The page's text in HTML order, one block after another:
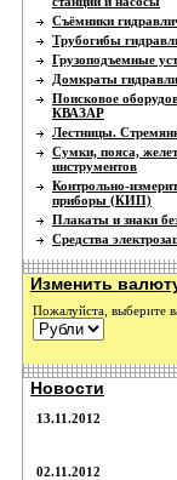
Съёмники
Трубогибы
Грузоподъемные
Домкраты
Поисковое
КВАЗАР
Лестницы.
Сумки, пояса,
инструментов
Контрольно-
приборы (КИП)
Плакаты и знаки
Средства
Изменить
Пожалуйста, выберите
Новости
13.11.2012
02.11.2012